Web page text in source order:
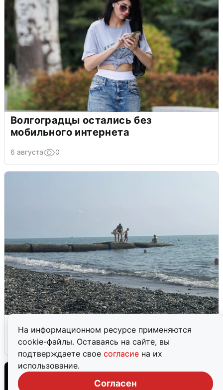
На информационном ресурсе применяются
cookie-файлы. Оставаясь на сайте, вы
подтверждаете свое согласие на их
использование.
Согласен
Волгоградцы остались без
мобильного интернета
6 августа 0
6 августа 0